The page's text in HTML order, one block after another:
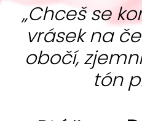
„Chceš se
vrásek na
obočí,
tón